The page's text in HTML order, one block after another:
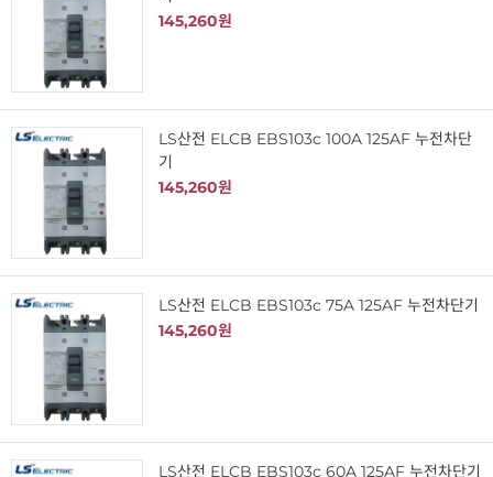
145,260원
LS산전 ELCB EBS103c 100A 125AF 누전차단
기
145,260원
LS산전 ELCB EBS103c 75A 125AF 누전차단기
145,260원
LS산전 ELCB EBS103c 60A 125AF 누전차단기